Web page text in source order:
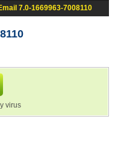
7.0-1669963-7008110
virus